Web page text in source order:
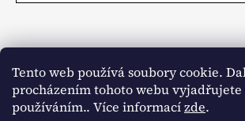
Tento web používá soubory cookie.
procházením tohoto webu vyjadřujete
používáním.. Více informacízde.
Webové stránky
Obchodní podmínky
Napište